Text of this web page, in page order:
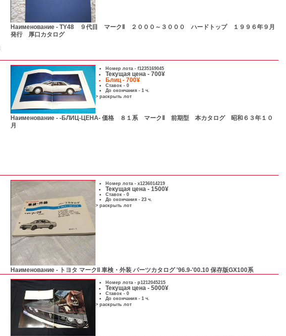
Наименование - TY48 ９代目 マークⅡ ２０００～３０００ ハードトップ １９９６年９月
発行 厚口カタログ
Номер лота - f1235169045
Текущая цена - 700¥
Блиц - 700¥
Ставок - 0
До окончания - 1 ч.
> раскрыть лот
Наименование - -БЛИЦ-ЦЕНА- 価格 ８１系 マークⅡ 前期型 本カタログ 昭和６３年１０
月
Номер лота - x1236014219
Текущая цена - 1500¥
Ставок - 0
До окончания - 23 ч.
> раскрыть лот
Наименование - トヨタ マークII 車検・外装 パーツカタログ '96.9-'00.10 保存版GX100系
Номер лота - p1212045215
Текущая цена - 5000¥
Ставок - 0
До окончания - 1 ч.
> раскрыть лот